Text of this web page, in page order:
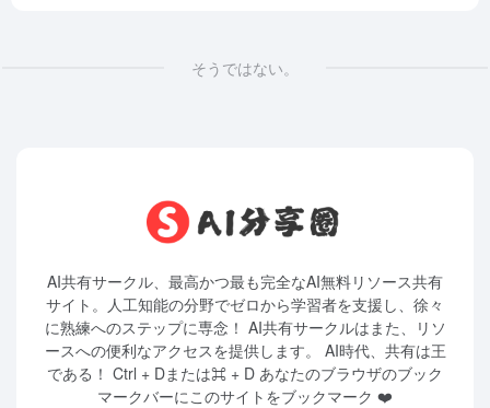
そうではない。
AI共有サークル、最高かつ最も完全なAI無料リソース共有
サイト。人工知能の分野でゼロから学習者を支援し、徐々
に熟練へのステップに専念！ AI共有サークルはまた、リソ
ースへの便利なアクセスを提供します。 AI時代、共有は王
である！ Ctrl + Dまたは⌘ + D あなたのブラウザのブック
マークバーにこのサイトをブックマーク ❤️